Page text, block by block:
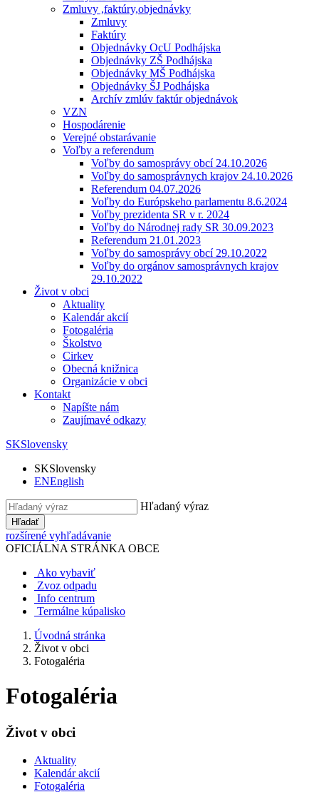
Zmluvy ,faktúry,objednávky
Zmluvy
Faktúry
Objednávky OcU Podhájska
Objednávky ZŠ Podhájska
Objednávky MŠ Podhájska
Objednávky ŠJ Podhájska
Archív zmlúv faktúr objednávok
VZN
Hospodárenie
Verejné obstarávanie
Voľby a referendum
Voľby do samosprávy obcí 24.10.2026
Voľby do samosprávnych krajov 24.10.2026
Referendum 04.07.2026
Voľby do Európskeho parlamentu 8.6.2024
Voľby prezidenta SR v r. 2024
Voľby do Národnej rady SR 30.09.2023
Referendum 21.01.2023
Voľby do samosprávy obcí 29.10.2022
Voľby do orgánov samosprávnych krajov
29.10.2022
Život v obci
Aktuality
Kalendár akcií
Fotogaléria
Školstvo
Cirkev
Obecná knižnica
Organizácie v obci
Kontakt
Napíšte nám
Zaujímavé odkazy
SKSlovensky
SKSlovensky
ENEnglish
Hľadaný výraz
Hľadať
rozšírené vyhľadávanie
OFICIÁLNA STRÁNKA OBCE
Ako vybaviť
Zvoz odpadu
Info centrum
Termálne kúpalisko
Úvodná stránka
Život v obci
Fotogaléria
Fotogaléria
Život v obci
Aktuality
Kalendár akcií
Fotogaléria